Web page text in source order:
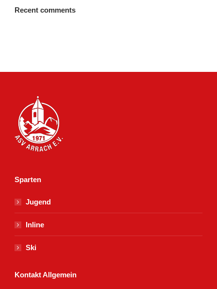
Recent comments
Sparten
Jugend
Inline
Ski
Kontakt Allgemein